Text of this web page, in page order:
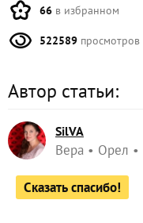
66 в избранном
522589 просмотров
Автор статьи:
SilVA
Вера Орел
Сказать спасибо!